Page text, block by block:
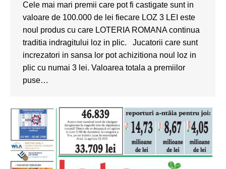
Cele mai mari premii care pot fi castigate sunt in
valoare de 100.000 de lei fiecare LOZ 3 LEI este
noul produs cu care LOTERIA ROMANA continua
traditia indragitului loz in plic. Jucatorii care sunt
increzatori in sansa lor pot achizitiona noul loz in
plic cu numai 3 lei. Valoarea totala a premiilor
puse…